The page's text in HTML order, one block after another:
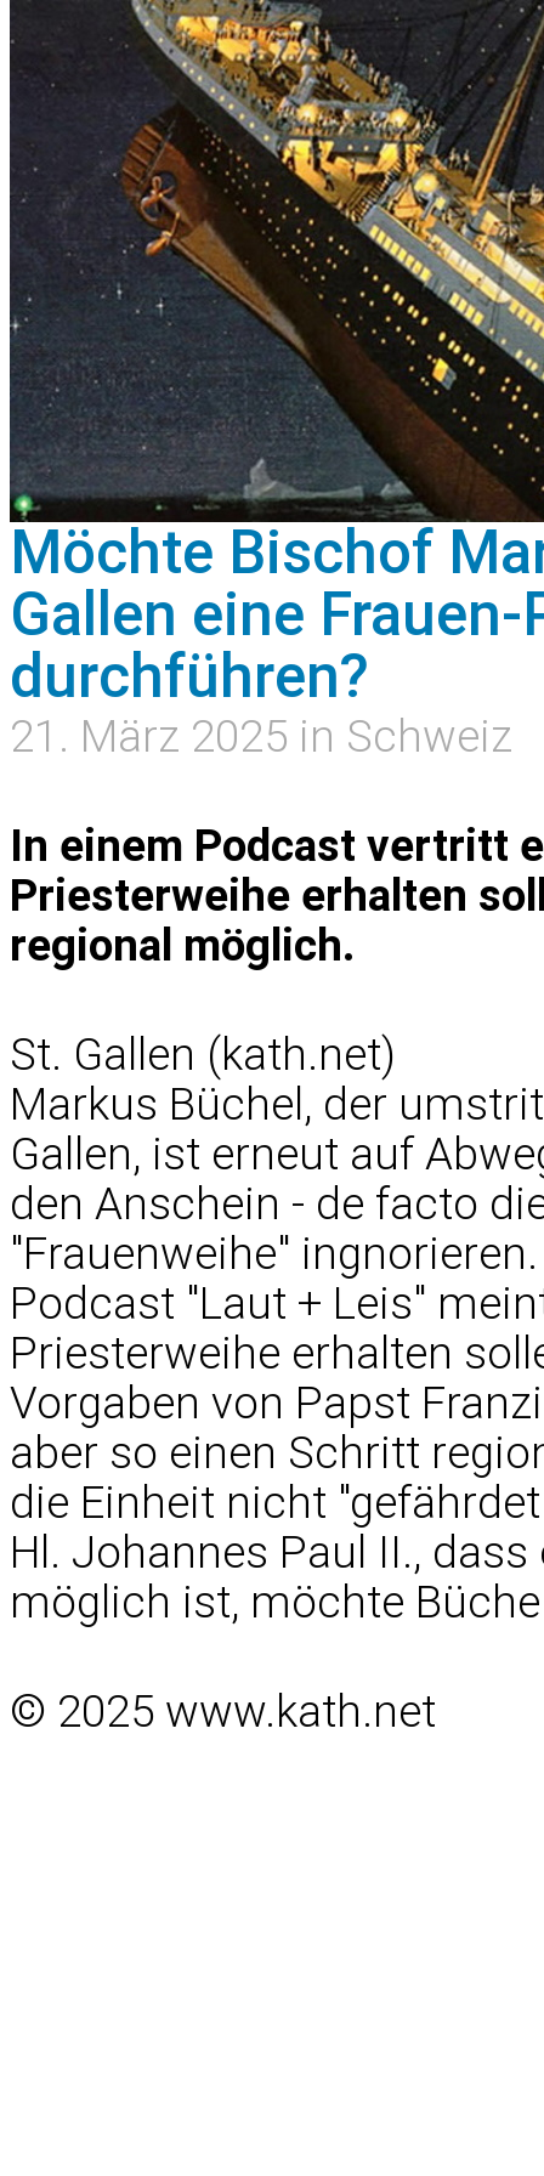
Möchte Bischof
Gallen eine
durchführen?
21. März 2025 in Schweiz
In einem Podcast vertritt
Priesterweihe erhalten
regional möglich.
St. Gallen (kath.net)
Markus Büchel, der
Gallen, ist erneut auf
den Anschein - de facto
"Frauenweihe"
Podcast "Laut + Leis"
Priesterweihe erhalten
Vorgaben von Papst
aber so einen Schritt
die Einheit nicht
Hl. Johannes Paul II.,
möglich ist, möchte
© 2025 www.kath.net